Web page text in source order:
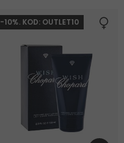
-10%. KOD: OUTLET10